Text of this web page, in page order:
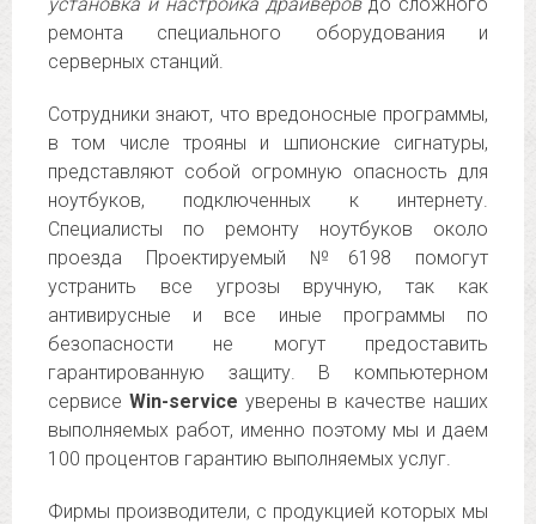
ремонта специального оборудования и
серверных станций.
Сотрудники знают, что вредоносные программы,
в том числе трояны и шпионские сигнатуры,
представляют собой огромную опасность для
ноутбуков, подключенных к интернету.
Специалисты по ремонту ноутбуков около
проезда Проектируемый №6198 помогут
устранить все угрозы вручную, так как
антивирусные и все иные программы по
безопасности не могут предоставить
гарантированную защиту. В компьютерном
сервисе Win-service уверены в качестве наших
выполняемых работ, именно поэтому мы и даем
100 процентов гарантию выполняемых услуг.
Фирмы производители, с продукцией которых мы